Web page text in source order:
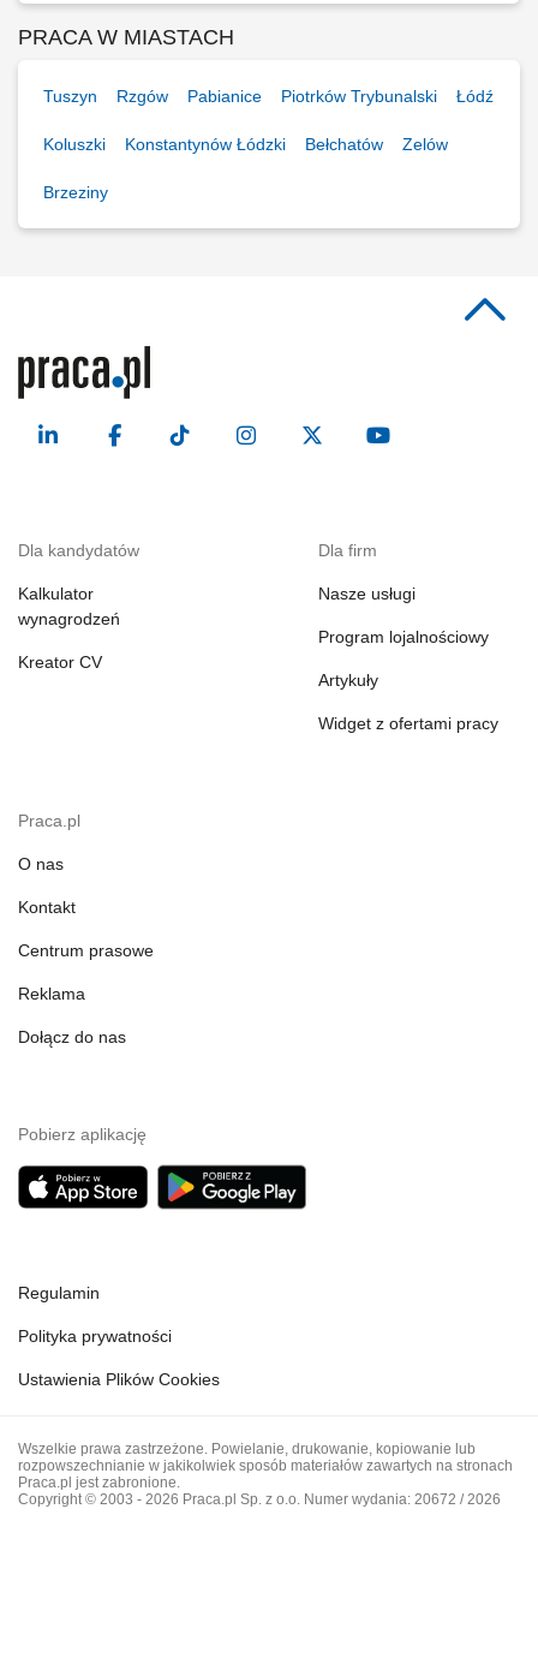
PRACA W MIASTACH
Tuszyn Rzgów Pabianice Piotrków Trybunalski Łódź
Koluszki Konstantynów Łódzki Bełchatów Zelów
Brzeziny
Dla kandydatów
Kalkulator
wynagrodzeń
Kreator CV
Dla firm
Nasze usługi
Program lojalnościowy
Artykuły
Widget z ofertami pracy
Praca.pl
O nas
Kontakt
Centrum prasowe
Reklama
Dołącz do nas
Pobierz aplikację
Regulamin
Polityka prywatności
Ustawienia Plików Cookies
Wszelkie prawa zastrzeżone. Powielanie, drukowanie, kopiowanie lub
rozpowszechnianie w jakikolwiek sposób materiałów zawartych na stronach
Praca.pl jest zabronione.
Copyright © 2003 - 2026 Praca.pl Sp. z o.o. Numer wydania: 20672 / 2026